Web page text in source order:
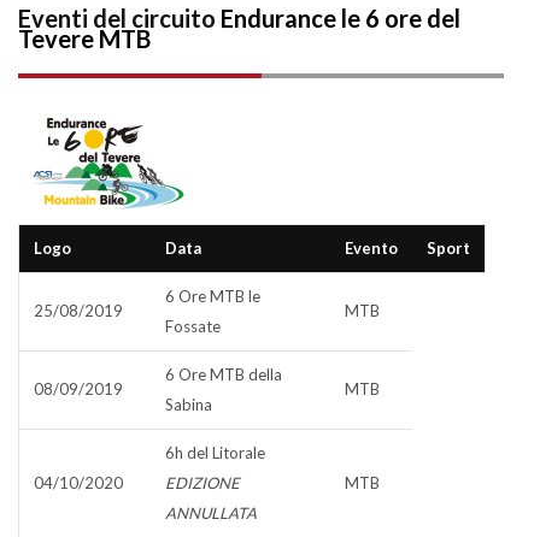
Eventi del circuito Endurance le 6 ore del
Tevere MTB
Logo Data Evento Sport
25/08/2019
6 Ore MTB le
Fossate
MTB
08/09/2019
6 Ore MTB della
Sabina
MTB
04/10/2020
6h del Litorale
EDIZIONE
ANNULLATA
MTB